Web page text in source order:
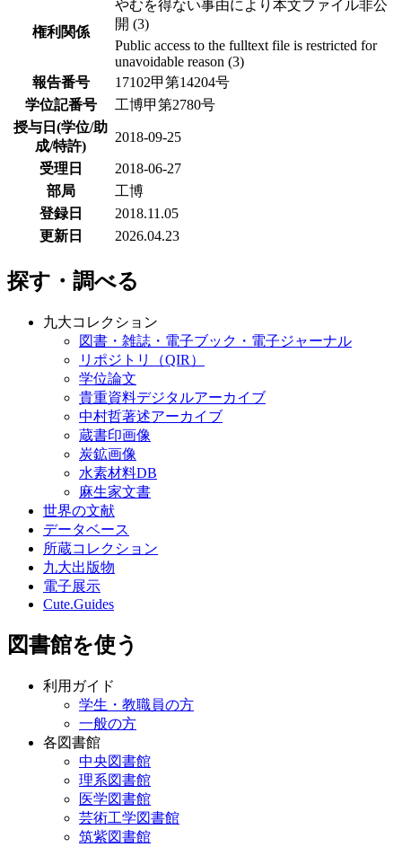
権利関係
やむを得ない事由により本文ファイル非公
開 (3)
Public access to the fulltext file is restricted for
unavoidable reason (3)
報告番号
17102甲第14204号
学位記番号
工博甲第2780号
授与日(学位/助
成/特許)
2018-09-25
受理日
2018-06-27
部局
工博
登録日
2018.11.05
更新日
2026.04.23
探す・調べる
九大コレクション
図書・雑誌・電子ブック・電子ジャーナル
リポジトリ（QIR）
学位論文
貴重資料デジタルアーカイブ
中村哲著述アーカイブ
蔵書印画像
炭鉱画像
水素材料DB
麻生家文書
世界の文献
データベース
所蔵コレクション
九大出版物
電子展示
Cute.Guides
図書館を使う
利用ガイド
学生・教職員の方
一般の方
各図書館
中央図書館
理系図書館
医学図書館
芸術工学図書館
筑紫図書館